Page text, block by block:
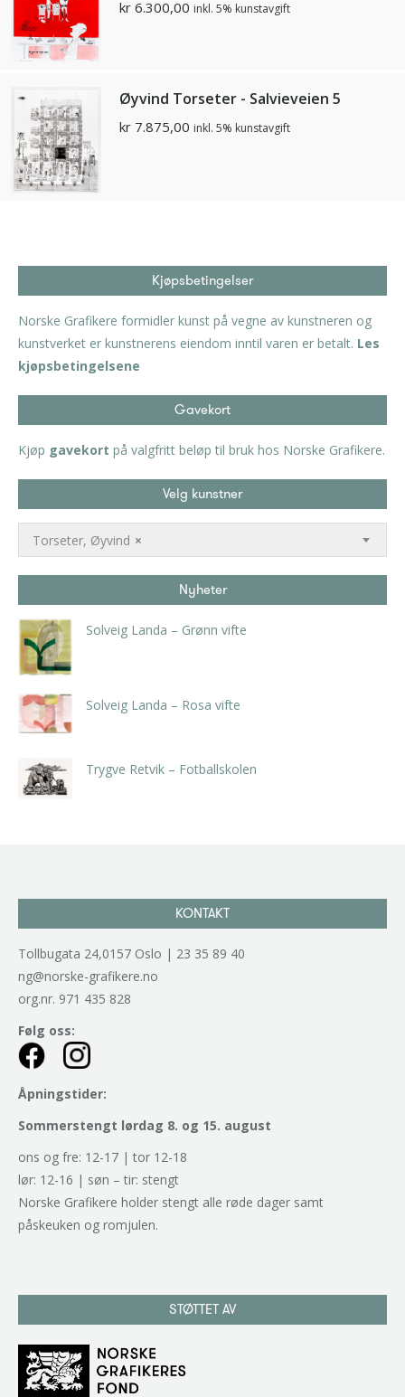
kr 6.300,00 inkl. 5% kunstavgift
Øyvind Torseter - Salvieveien 5
kr 7.875,00 inkl. 5% kunstavgift
Kjøpsbetingelser
Norske Grafikere formidler kunst på vegne av kunstneren og
kunstverket er kunstnerens eiendom inntil varen er betalt. Les
kjøpsbetingelsene
Gavekort
Kjøp gavekort på valgfritt beløp til bruk hos Norske Grafikere.
Velg kunstner
×
Torseter, Øyvind
Nyheter
Solveig Landa – Grønn vifte
Solveig Landa – Rosa vifte
Trygve Retvik – Fotballskolen
KONTAKT
Tollbugata 24,0157 Oslo | 23 35 89 40
ng@norske-grafikere.no
org.nr. 971 435 828
Følg oss:
Åpningstider:
Sommerstengt lørdag 8. og 15. august
ons og fre: 12-17 | tor 12-18
lør: 12-16 | søn – tir: stengt
Norske Grafikere holder stengt alle røde dager samt
påskeuken og romjulen.
STØTTET AV